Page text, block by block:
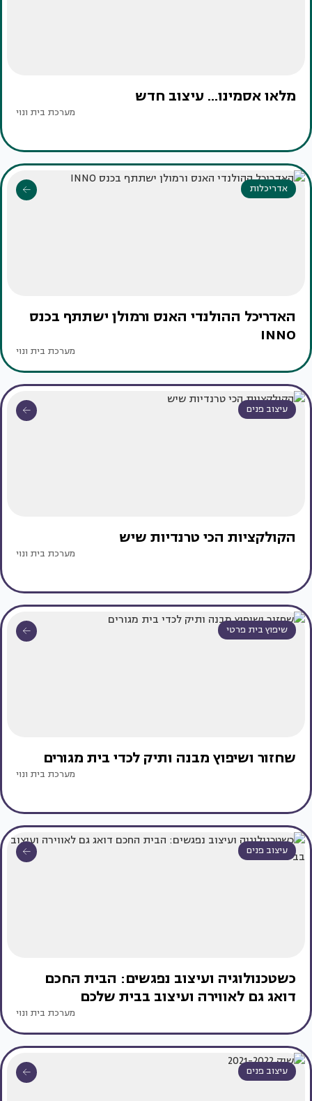
מלאו אסמינו... עיצוב חדש
מערכת בית ונוי
אדריכלות
האדריכל ההולנדי האנס ורמולן ישתתף בכנס
INNO
מערכת בית ונוי
עיצוב פנים
הקולקציות הכי טרנדיות שיש
מערכת בית ונוי
שיפוץ בית פרטי
שחזור ושיפוץ מבנה ותיק לכדי בית מגורים
מערכת בית ונוי
עיצוב פנים
כשטכנולוגיה ועיצוב נפגשים: הבית החכם
דואג גם לאווירה ועיצוב בבית שלכם
מערכת בית ונוי
עיצוב פנים